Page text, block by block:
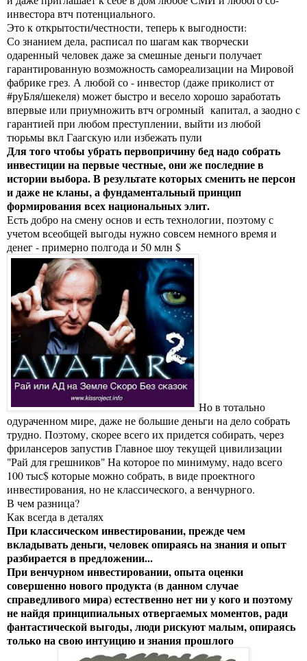
инвестора втч потенциального.
Это к открытости/честности, теперь к выгодности:
Со знанием дела, расписал по шагам как творчески
одаренный человек даже за смешные деньги получает
гарантированную возможность самореализации на Мировой
фабрике грез. А любой со - инвестор (даже приколист от
#руБля/шекеля) может быстро и весело хорошо заработать
впервые или приумножить втч огромный капитал, а заодно с
гарантией при любом преступлении, выйти из любой
тюрьмы вкл Гаагскую или избежать пули
Для того чтобы убрать первопричину бед надо собрать
инвестиции на первые честные, они же последние в
истории выбора. В результате которых сменить не персон
и даже не кланы, а фундаментальный принцип
формирования всех национальных элит.
Есть добро на смену основ и есть технологии, поэтому с
учетом всеобщей выгоды нужно совсем немного время и
денег - примерно полгода и 50 млн $
Но в тотально
одураченном мире, даже не большие деньги на дело собрать
трудно. Поэтому, скорее всего их придется собирать, через
фрилансеров запустив Главное шоу текущей цивилизации
"Рай для грешников" На которое по минимуму, надо всего
100 тыс$ которые можно собрать, в виде проектного
инвестирования, но не классического, а венчурного.
В чем разница?
Как всегда в деталях
При классическом инвестировании, прежде чем
вкладывать деньги, человек опираясь на знания и опыт
разбирается в предложении...
При венчурном инвестировании, опыта оценки
совершенно нового продукта (в данном случае
справедливого мира) естественно нет ни у кого и поэтому
не найдя принципиальных отвергаемых моментов, ради
фантастической выгоды, люди рискуют малым, опираясь
только на свою интуицию и знания прошлого